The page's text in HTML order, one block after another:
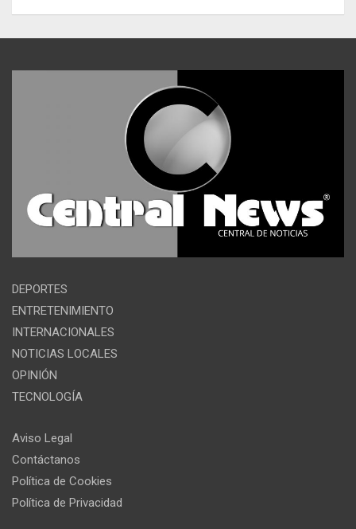
DEPORTES
ENTRETENIMIENTO
INTERNACIONALES
NOTICIAS LOCALES
OPINIÓN
TECNOLOGÍA
Aviso Legal
Contáctanos
Política de Cookies
Política de Privacidad